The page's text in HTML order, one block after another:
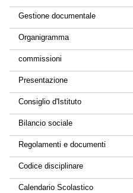
Gestione documentale
Organigramma
commissioni
Presentazione
Consiglio d'Istituto
Bilancio sociale
Regolamenti e documenti
Codice disciplinare
Calendario Scolastico